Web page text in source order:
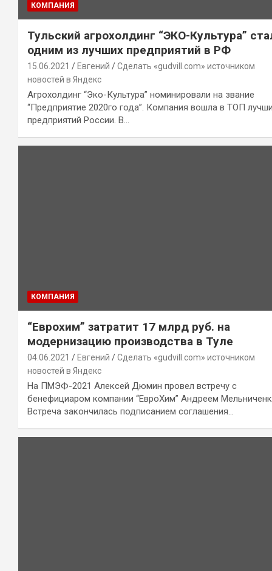
КОМПАНИЯ
Тульский агрохолдинг “ЭКО-Культура”
одним из лучших предприятий в РФ
15.06.2021 Евгений
Сделать «gudvill.com» источником
новостей в Яндекс
Агрохолдинг “Эко-Культура” номинировали на звание
“Предприятие 2020го года”. Компания вошла в ТОП
предприятий России. В…
КОМПАНИЯ
“Еврохим” затратит 17 млрд руб. на
модернизацию производства в Туле
04.06.2021 Евгений
Сделать «gudvill.com» источником
новостей в Яндекс
На ПМЭФ-2021 Алексей Дюмин провел встречу с
бенефициаром компании “ЕвроХим” Андреем
Встреча закончилась подписанием соглашения…